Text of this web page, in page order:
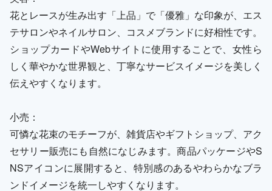
花とレースが生み出す「上品」で「優雅」な印象が、エス
テサロンやネイルサロン、コスメブランドに好相性です。
ショップカードやWebサイトに使用することで、女性ら
しく華やかな世界観と、丁寧なサービスイメージを美しく
伝えやすくなります。
小売：
可憐な花束のモチーフが、雑貨店やギフトショップ、アク
セサリー販売にも自然になじみます。商品パッケージやS
NSアイコンに展開すると、特別感のあるやわらかなブラ
ンドイメージを統一しやすくなります。